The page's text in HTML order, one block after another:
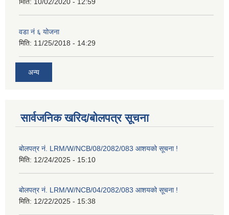
मिति: 10/02/2020 - 12:59
वडा नं ६ योजना
मिति: 11/25/2018 - 14:29
अन्य
सार्वजनिक खरिद/बोलपत्र सूचना
बोलपत्र नं. LRM/W/NCB/08/2082/083 आशयको सूचना !
मिति: 12/24/2025 - 15:10
बोलपत्र नं. LRM/W/NCB/04/2082/083 आशयको सूचना !
मिति: 12/22/2025 - 15:38